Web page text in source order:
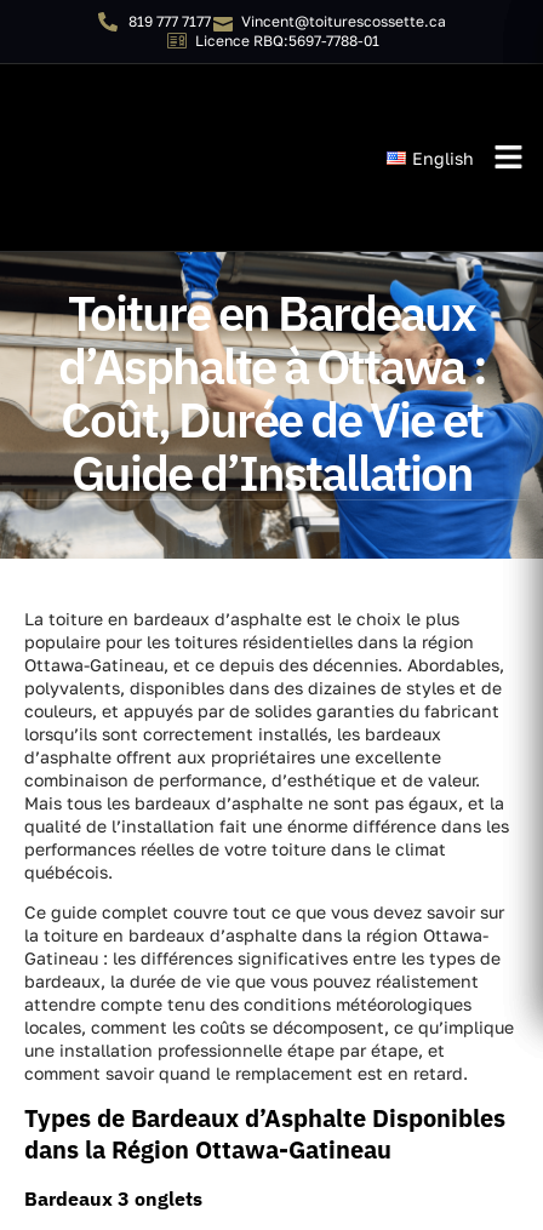
819 777 7177
Vincent@toiturescossette.ca
Licence RBQ:5697-7788-01
English
Toiture en Bardeaux
d’Asphalte à Ottawa :
Coût, Durée de Vie et
Guide d’Installation
La toiture en bardeaux d’asphalte est le choix le plus
populaire pour les toitures résidentielles dans la région
Ottawa-Gatineau, et ce depuis des décennies. Abordables,
polyvalents, disponibles dans des dizaines de styles et de
couleurs, et appuyés par de solides garanties du fabricant
lorsqu’ils sont correctement installés, les bardeaux
d’asphalte offrent aux propriétaires une excellente
combinaison de performance, d’esthétique et de valeur.
Mais tous les bardeaux d’asphalte ne sont pas égaux, et la
qualité de l’installation fait une énorme différence dans les
performances réelles de votre toiture dans le climat
québécois.
Ce guide complet couvre tout ce que vous devez savoir sur
la toiture en bardeaux d’asphalte dans la région Ottawa-
Gatineau : les différences significatives entre les types de
bardeaux, la durée de vie que vous pouvez réalistement
attendre compte tenu des conditions météorologiques
locales, comment les coûts se décomposent, ce qu’implique
une installation professionnelle étape par étape, et
comment savoir quand le remplacement est en retard.
Types de Bardeaux d’Asphalte Disponibles
dans la Région Ottawa-Gatineau
Bardeaux 3 onglets